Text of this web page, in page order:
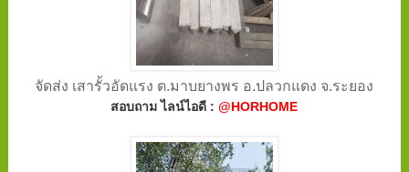
จัดส่ง เสารั้วอัดแรง ต.มาบยางพร อ.ปลวกแดง จ.ระยอง
สอบถาม ไลน์ไอดี :@HORHOME